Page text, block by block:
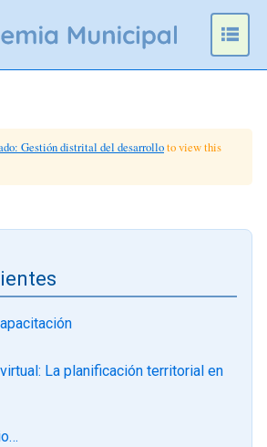
Gestión distrital del desarrolloto view this
La planificación territorial en